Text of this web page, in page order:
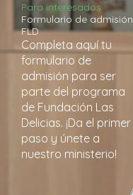
Para interesados
Formulario de admisión
FLD
Completa aquí tu
formulario de
admisión para ser
parte del programa
de Fundación Las
Delicias. ¡Da el primer
paso y únete a
nuestro ministerio!